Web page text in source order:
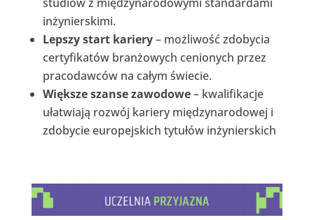
inżynierskimi.
Lepszy start kariery– możliwość zdobycia
certyfikatów branżowych cenionych przez
pracodawców na całym świecie.
Większe szanse zawodowe– kwalifikacje
ułatwiają rozwój kariery międzynarodowej i
zdobycie europejskich tytułów inżynierskich